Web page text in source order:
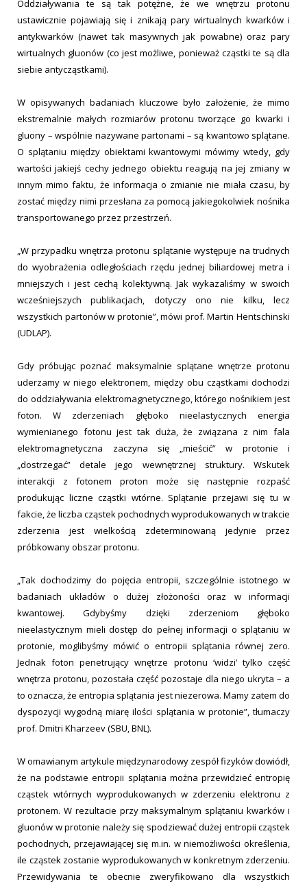
Oddziaływania te są tak potężne, że we wnętrzu protonu
ustawicznie pojawiają się i znikają pary wirtualnych kwarków i
antykwarków (nawet tak masywnych jak powabne) oraz pary
wirtualnych gluonów (co jest możliwe, ponieważ cząstki te są dla
siebie antycząstkami).
W opisywanych badaniach kluczowe było założenie, że mimo
ekstremalnie małych rozmiarów protonu tworzące go kwarki i
gluony – wspólnie nazywane partonami – są kwantowo splątane.
O splątaniu między obiektami kwantowymi mówimy wtedy, gdy
wartości jakiejś cechy jednego obiektu reagują na jej zmiany w
innym mimo faktu, że informacja o zmianie nie miała czasu, by
zostać między nimi przesłana za pomocą jakiegokolwiek nośnika
transportowanego przez przestrzeń.
„W przypadku wnętrza protonu splątanie występuje na trudnych
do wyobrażenia odległościach rzędu jednej biliardowej metra i
mniejszych i jest cechą kolektywną. Jak wykazaliśmy w swoich
wcześniejszych publikacjach, dotyczy ono nie kilku, lecz
wszystkich partonów w protonie”, mówi prof. Martin Hentschinski
(UDLAP).
Gdy próbując poznać maksymalnie splątane wnętrze protonu
uderzamy w niego elektronem, między obu cząstkami dochodzi
do oddziaływania elektromagnetycznego, którego nośnikiem jest
foton. W zderzeniach głęboko nieelastycznych energia
wymienianego fotonu jest tak duża, że związana z nim fala
elektromagnetyczna zaczyna się „mieścić” w protonie i
„dostrzegać” detale jego wewnętrznej struktury. Wskutek
interakcji z fotonem proton może się następnie rozpaść
produkując liczne cząstki wtórne. Splątanie przejawi się tu w
fakcie, że liczba cząstek pochodnych wyprodukowanych w trakcie
zderzenia jest wielkością zdeterminowaną jedynie przez
próbkowany obszar protonu.
„Tak dochodzimy do pojęcia entropii, szczególnie istotnego w
badaniach układów o dużej złożoności oraz w informacji
kwantowej. Gdybyśmy dzięki zderzeniom głęboko
nieelastycznym mieli dostęp do pełnej informacji o splątaniu w
protonie, moglibyśmy mówić o entropii splątania równej zero.
Jednak foton penetrujący wnętrze protonu ‘widzi’ tylko część
wnętrza protonu, pozostała część pozostaje dla niego ukryta – a
to oznacza, że entropia splątania jest niezerowa. Mamy zatem do
dyspozycji wygodną miarę ilości splątania w protonie”, tłumaczy
prof. Dmitri Kharzeev (SBU, BNL).
W omawianym artykule międzynarodowy zespół fizyków dowiódł,
że na podstawie entropii splątania można przewidzieć entropię
cząstek wtórnych wyprodukowanych w zderzeniu elektronu z
protonem. W rezultacie przy maksymalnym splątaniu kwarków i
gluonów w protonie należy się spodziewać dużej entropii cząstek
pochodnych, przejawiającej się m.in. w niemożliwości określenia,
ile cząstek zostanie wyprodukowanych w konkretnym zderzeniu.
Przewidywania te obecnie zweryfikowano dla wszystkich